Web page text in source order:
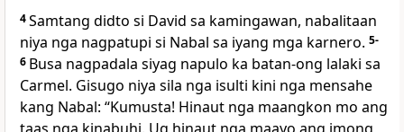
4Samtang didto si David sa kamingawan, nabalitaan
niya nga nagpatupi si Nabal sa iyang mga karnero. 5-
6 Busa nagpadala siyag napulo ka batan-ong lalaki sa
Carmel. Gisugo niya sila nga isulti kini nga mensahe
kang Nabal: “Kumusta! Hinaut nga maangkon mo ang